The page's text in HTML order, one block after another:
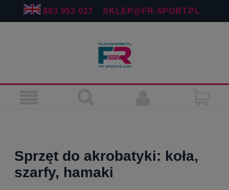
883 953 027 SKLEP@FR-SPORT.PL
Sprzęt do akrobatyki: koła,
szarfy, hamaki